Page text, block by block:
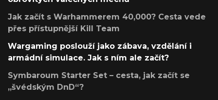
Jak začít s Warhammerem 40,000? Cesta vede
přes přístupnější Kill Team
Wargaming poslouží jako zábava, vzdělání i
armádní simulace. Jak s ním ale začít?
Symbaroum Starter Set – cesta, jak začít se
„švédským DnD“?